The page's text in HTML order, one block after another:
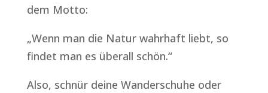
dem Motto:
„Wenn man die Natur wahrhaft liebt, so
findet man es überall schön.“
Also, schnür deine Wanderschuhe oder